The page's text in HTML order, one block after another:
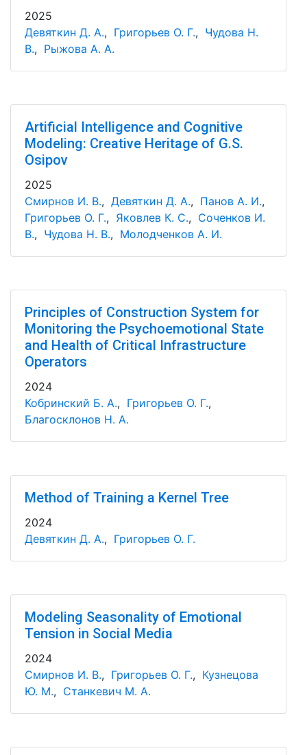
2025
Девяткин Д. А., Григорьев О. Г., Чудова Н.
В., Рыжова А. А.
Artificial Intelligence and Cognitive
Modeling: Creative Heritage of G.S.
Osipov
2025
Смирнов И. В., Девяткин Д. А., Панов А. И.,
Григорьев О. Г., Яковлев К. С., Соченков И.
В., Чудова Н. В., Молодченков А. И.
Principles of Construction System for
Monitoring the Psychoemotional State
and Health of Critical Infrastructure
Operators
2024
Кобринский Б. А., Григорьев О. Г.,
Благосклонов Н. А.
Method of Training a Kernel Tree
2024
Девяткин Д. А., Григорьев О. Г.
Modeling Seasonality of Emotional
Tension in Social Media
2024
Смирнов И. В., Григорьев О. Г., Кузнецова
Ю. М., Станкевич М. А.